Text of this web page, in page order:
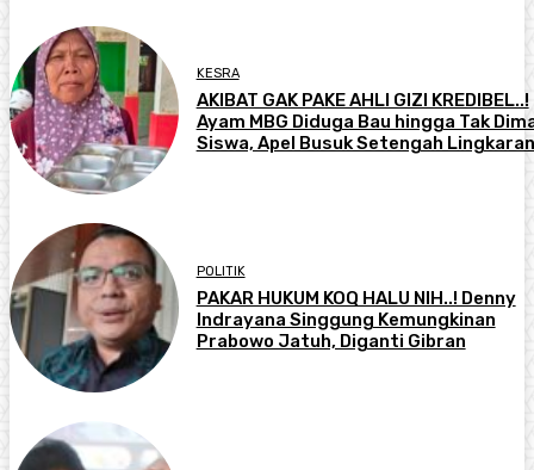
KESRA
AKIBAT GAK PAKE AHLI GIZI KREDIBEL..!
Ayam MBG Diduga Bau hingga Tak
Siswa, Apel Busuk Setengah Lingkaran
POLITIK
PAKAR HUKUM KOQ HALU NIH..! Denny
Indrayana Singgung Kemungkinan
Prabowo Jatuh, Diganti Gibran